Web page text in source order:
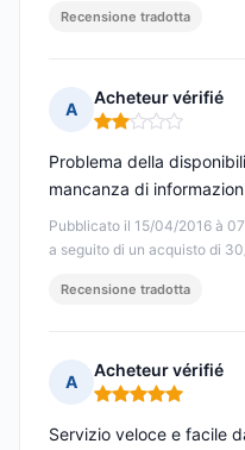
Recensione tradotta
A
Acheteur vérifié
Nota: 2 su 5
Pubblicato il 15/04/2016 à
a seguito di un acquisto di
Problema della
mancanza di
Recensione tradotta
A
Acheteur vérifié
Nota: 5 su 5
Servizio veloce e facile